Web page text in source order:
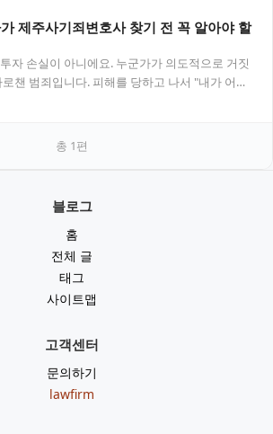
제주사기죄변호사 찾기 전 꼭 알아야 할
자 손실이 아니에요. 누군가가 의도적으로 거짓
챈 범죄입니다. 피해를 당하고 나서 "내가 어리
들이 많은데, 그럴…
총 1편
블로그
홈
전체 글
태그
사이트맵
고객센터
문의하기
lawfirm